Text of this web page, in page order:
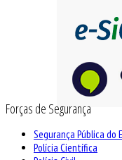
Forças de Segurança
Segurança Pública do
Polícia Científica